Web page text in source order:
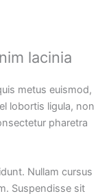
lacinia
metus euismod,
lobortis ligula, non
pharetra
Nullam cursus
Suspendisse sit